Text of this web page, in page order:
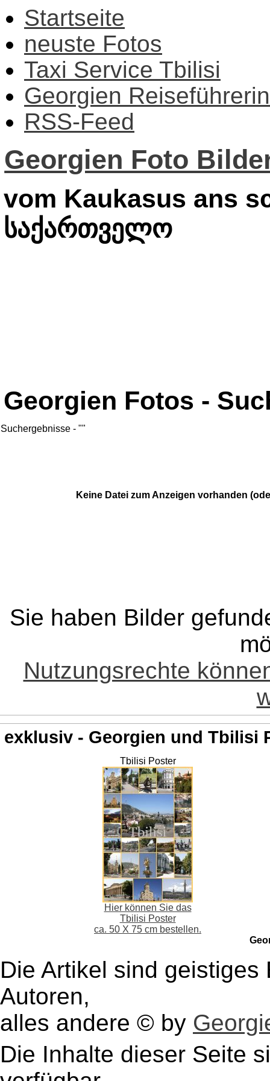
Startseite
neuste Fotos
Taxi Service Tbilisi
Georgien Reiseführerin
RSS-Feed
Georgien Foto
vom Kaukasus ans
საქართველო
Georgien Fotos -
Suchergebnisse - ""
Keine Datei zum Anzeigen vorhanden
Sie haben Bilder
Nutzungsrechte
exklusiv - Georgien und Tbilisi
Tbilisi Poster
Hier können Sie das
Tbilisi Poster
ca. 50 X 75 cm bestellen.
Die Artikel sind
Autoren,
alles andere © by
Die Inhalte dieser Seite